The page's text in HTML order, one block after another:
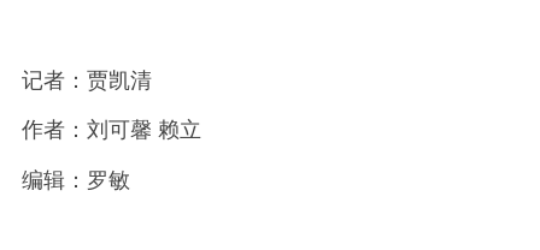
记者：贾凯清
作者：刘可馨 赖立
编辑：罗敏